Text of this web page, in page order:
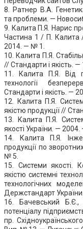
8. Ратнер В.А.
та проблеми. —
9. Калита П.Я. Нарис
Частина 1 / П. Калита
2014. — № 1.
10. Калита П.Я.
// Стандарти і якість.
11. Калита П.Я. Від
технології
Стандарти і якість. —
12. Калита П.Я.
якістю продукції //
13. Калита П.Я.
якості України. —
14. Калита П.Я.
продукції по
№ 5.
15. Системи якості.
якістю системні
технологічних
Держстандарт України.
16. Бачевський Б.Є.,
потенціалу
пр.